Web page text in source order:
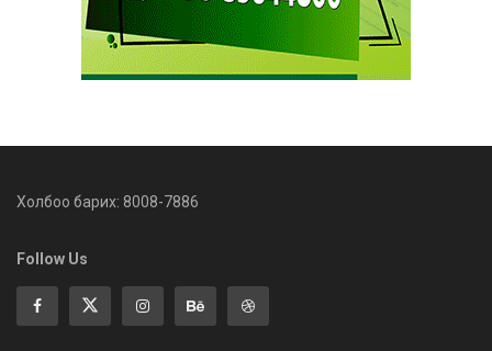
Холбоо барих: 8008-7886
Follow Us